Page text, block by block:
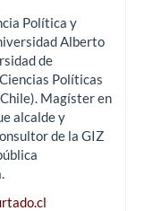
Política y
Alberto
de
Políticas
Magíster en
alcalde y
de la GIZ